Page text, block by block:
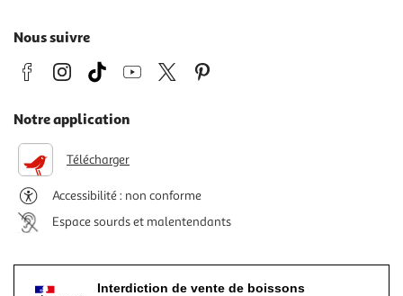
Nous suivre
Notre application
Télécharger
Accessibilité : non conforme
Espace sourds et malentendants
Interdiction de vente de boissons